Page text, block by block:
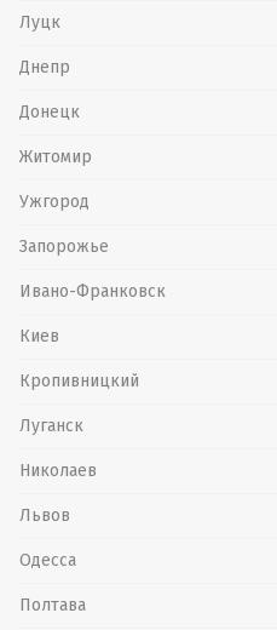
Луцк
Днепр
Донецк
Житомир
Ужгород
Запорожье
Ивано-Франковск
Киев
Кропивницкий
Луганск
Николаев
Львов
Одесса
Полтава